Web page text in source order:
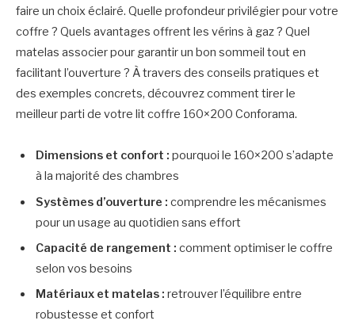
faire un choix éclairé. Quelle profondeur privilégier pour votre
coffre ? Quels avantages offrent les vérins à gaz ? Quel
matelas associer pour garantir un bon sommeil tout en
facilitant l’ouverture ? À travers des conseils pratiques et
des exemples concrets, découvrez comment tirer le
meilleur parti de votre lit coffre 160×200 Conforama.
Dimensions et confort : pourquoi le 160×200 s’adapte
à la majorité des chambres
Systèmes d’ouverture : comprendre les mécanismes
pour un usage au quotidien sans effort
Capacité de rangement : comment optimiser le coffre
selon vos besoins
Matériaux et matelas : retrouver l’équilibre entre
robustesse et confort